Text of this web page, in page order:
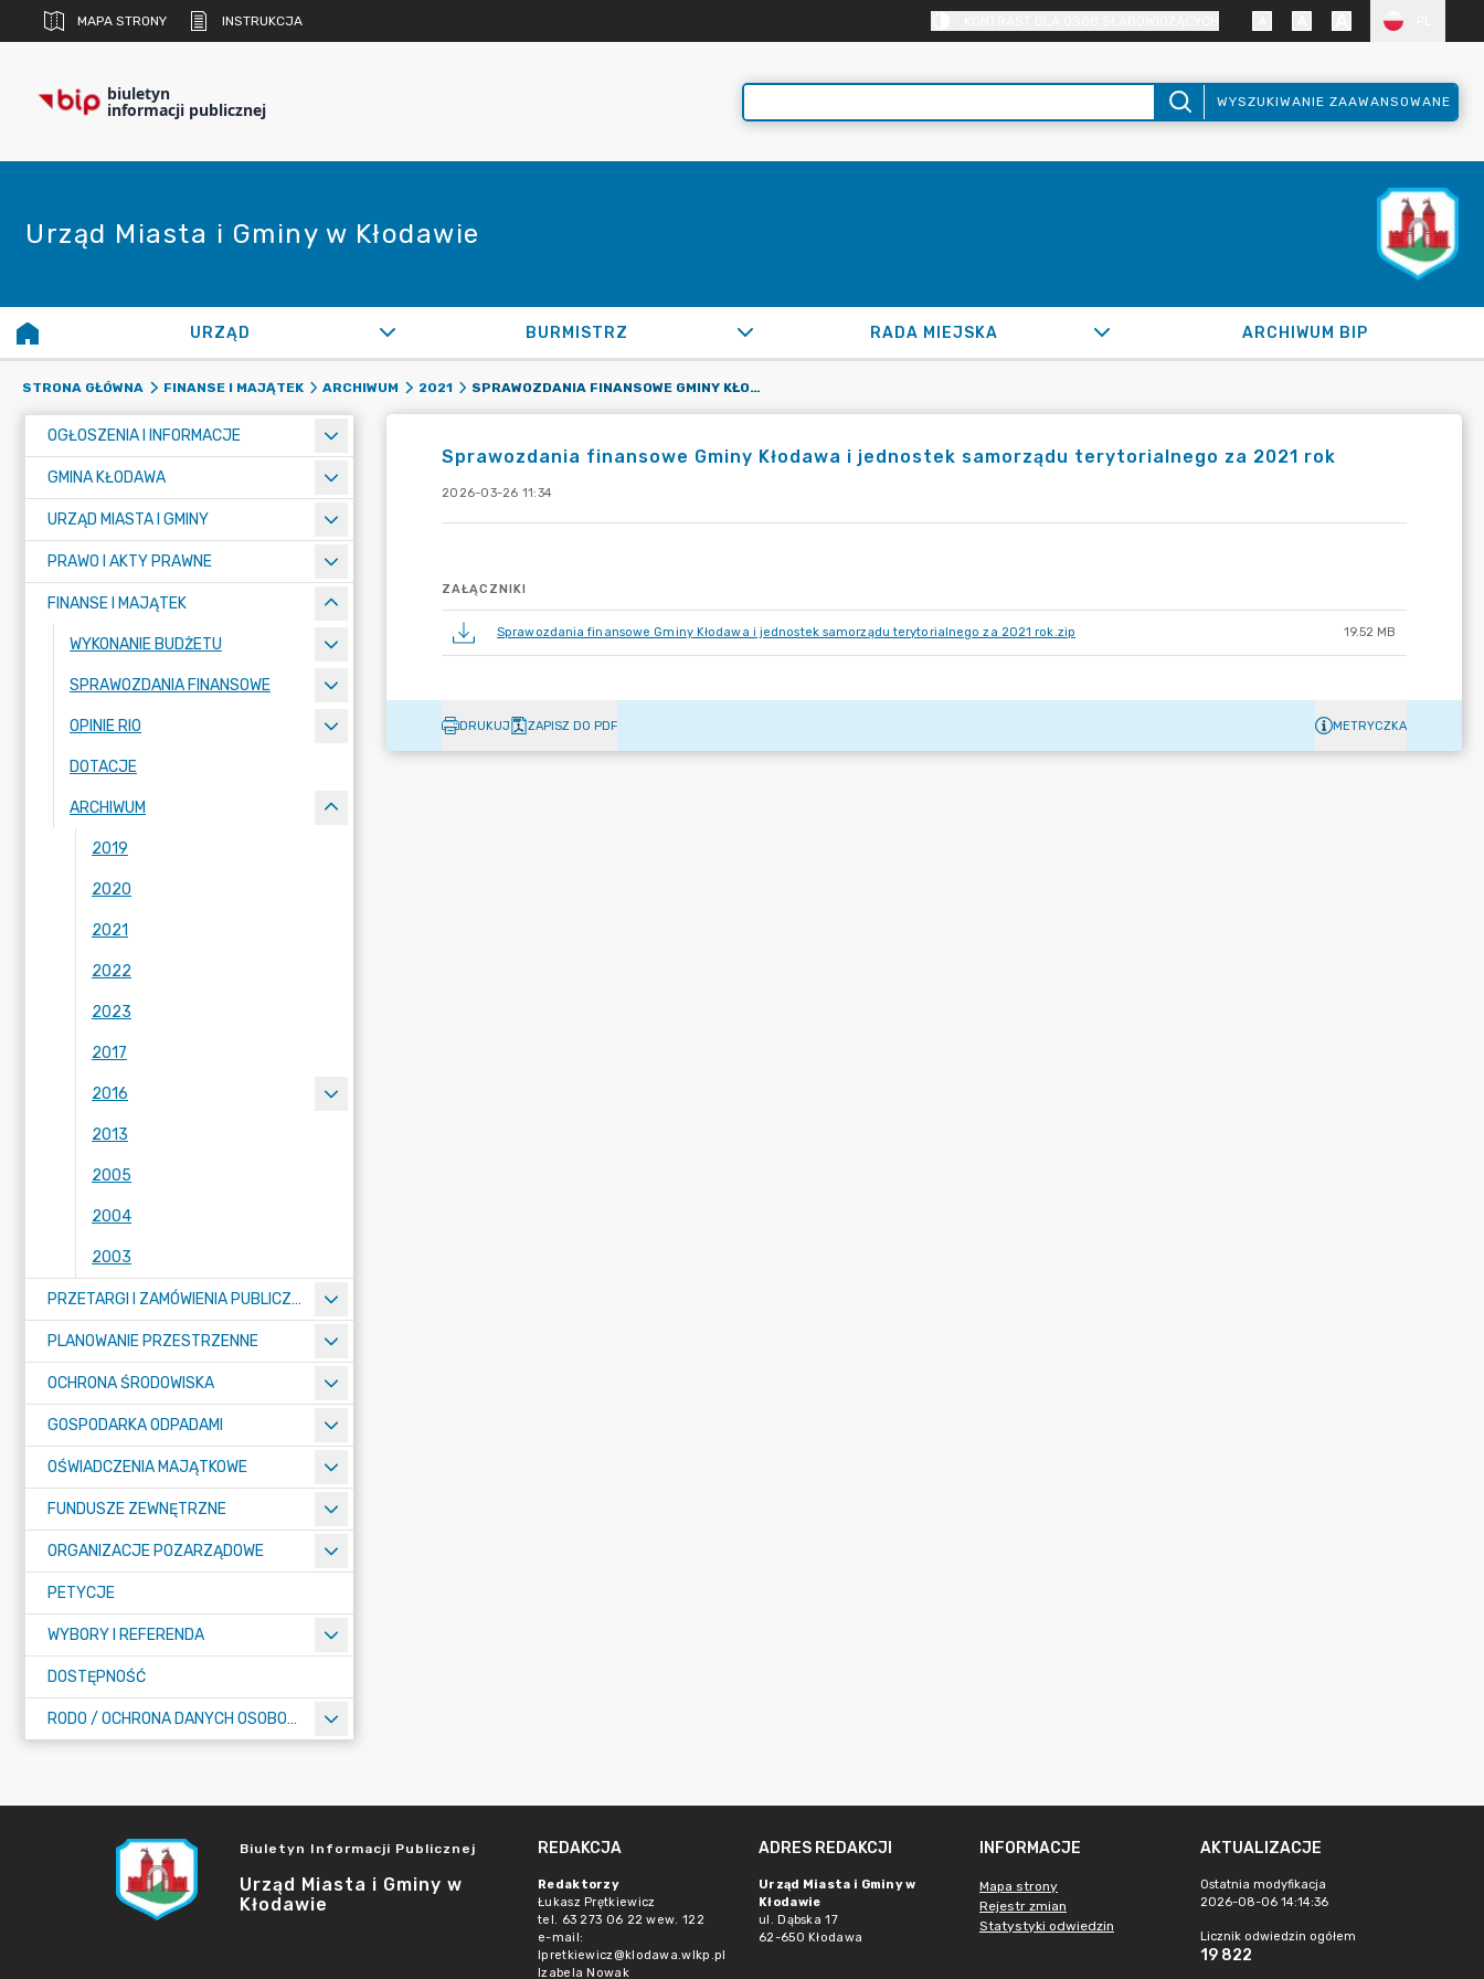
MAPA STRONY INSTRUKCJA
biuletyn
informacji publicznej WYSZUKIWANIE ZAAWANSOWANE
Urząd Miasta i Gminy w Kłodawie
URZĄD BURMISTRZ RADA MIEJSKA ARCHIWUM BIP
STRONA GŁÓWNA FINANSE I MAJĄTEK ARCHIWUM 2021 SPRAWOZDANIA FINANSOWE GMINY KŁODAWA I JEDNOSTEK SAMORZĄDU TERYTORIALNEGO ZA 2021 ROK
OGŁOSZENIA I INFORMACJE
GMINA KŁODAWA
URZĄD MIASTA I GMINY
PRAWO I AKTY PRAWNE
FINANSE I MAJĄTEK
WYKONANIE BUDŻETU
SPRAWOZDANIA FINANSOWE
OPINIE RIO
DOTACJE
ARCHIWUM
2019
2020
2021
2022
2023
2017
2016
2013
2005
2004
2003
PRZETARGI I ZAMÓWIENIA PUBLICZNE
PLANOWANIE PRZESTRZENNE
OCHRONA ŚRODOWISKA
GOSPODARKA ODPADAMI
OŚWIADCZENIA MAJĄTKOWE
FUNDUSZE ZEWNĘTRZNE
ORGANIZACJE POZARZĄDOWE
PETYCJE
WYBORY I REFERENDA
DOSTĘPNOŚĆ
RODO / OCHRONA DANYCH OSOBOWYCH
Sprawozdania finansowe Gminy Kłodawa i jednostek samorządu terytorialnego za 2021 rok
2026-03-26 11:34
ZAŁĄCZNIKI
Sprawozdania finansowe Gminy Kłodawa i jednostek samorządu terytorialnego za 2021 rok.zip 19.52 MB
DRUKUJ ZAPISZ DO PDF METRYCZKA
Biuletyn Informacji Publicznej
Urząd Miasta i Gminy w
Kłodawie
REDAKCJA
Redaktorzy
Łukasz Prętkiewicz
tel. 63 273 06 22 wew. 122
e-mail:
lpretkiewicz@klodawa.wlkp.pl
Izabela Nowak
ADRES REDAKCJI
Urząd Miasta i Gminy w
Kłodawie
ul. Dąbska 17
62-650 Kłodawa
INFORMACJE
Mapa strony
Rejestr zmian
Statystyki odwiedzin
AKTUALIZACJE
Ostatnia modyfikacja
2026-08-06 14:14:36
Licznik odwiedzin ogółem
19 822